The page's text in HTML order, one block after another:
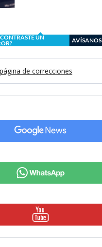
UN
AVÍSANOS
de correcciones